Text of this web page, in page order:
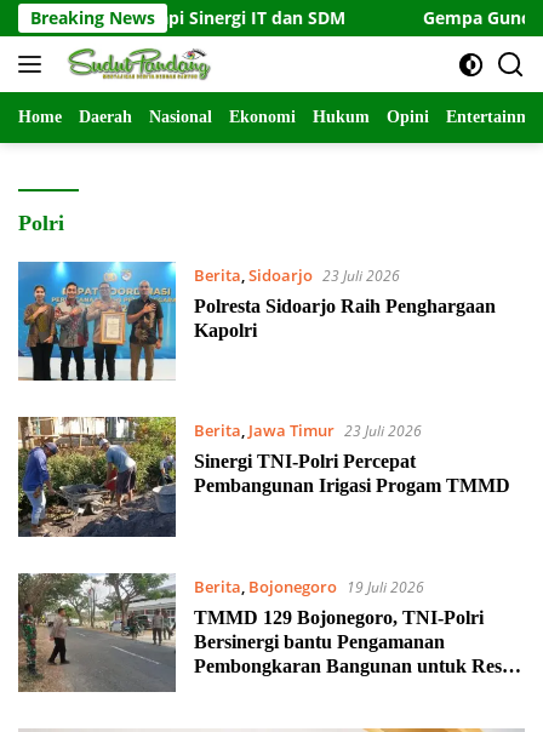
Langsung
ke
konten
Breaking News
Modal, Tapi Sinergi IT dan SDM Gempa Guncang
Home Daerah Nasional Ekonomi Hukum Opini
Polri
Berita,Sidoarjo 23 Juli 2026
Polresta Sidoarjo Raih Penghargaan
Kapolri
Berita, Jawa Timur 23 Juli 2026
Sinergi TNI-Polri Percepat
Pembangunan Irigasi Progam TMMD
Berita, Bojonegoro
19 Juli 2026
TMMD 129 Bojonegoro, TNI-Polri
Bersinergi bantu Pengamanan
Pembongkaran Bangunan untuk Rest